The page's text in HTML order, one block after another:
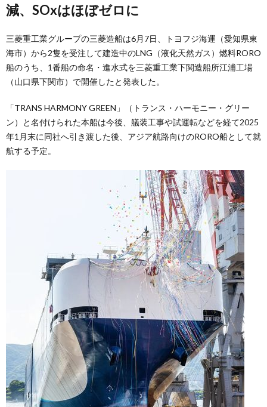
減、SOxはほぼゼロに
三菱重工業グループの三菱造船は6月7日、トヨフジ海運（愛知県東
海市）から2隻を受注して建造中のLNG（液化天然ガス）燃料RORO
船のうち、1番船の命名・進水式を三菱重工業下関造船所江浦工場
（山口県下関市）で開催したと発表した。
「TRANS HARMONY GREEN」（トランス・ハーモニー・グリー
ン）と名付けられた本船は今後、艤装工事や試運転などを経て2025
年1月末に同社へ引き渡した後、アジア航路向けのRORO船として就
航する予定。